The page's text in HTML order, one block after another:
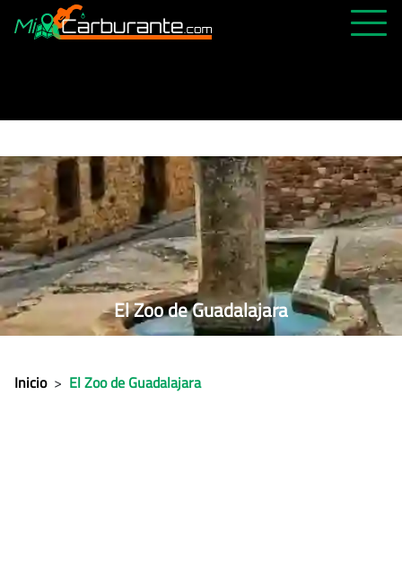
ABIERTAS 24H
ÚLTIMAS MATRÍCULAS
FAVORITAS
El Zoo de Guadalajara
Inicio > El Zoo de Guadalajara